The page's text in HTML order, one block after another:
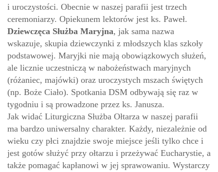
i uroczystości. Obecnie w naszej parafii jest trzech
ceremoniarzy. Opiekunem lektorów jest ks. Paweł.
Dziewczęca Służba Maryjna, jak sama nazwa
wskazuje, skupia dziewczynki z młodszych klas szkoły
podstawowej. Maryjki nie mają obowiązkowych służeń,
ale licznie uczestniczą w nabożeństwach maryjnych
(różaniec, majówki) oraz uroczystych mszach świętych
(np. Boże Ciało). Spotkania DSM odbywają się raz w
tygodniu i są prowadzone przez ks. Janusza.
Jak widać Liturgiczna Służba Ołtarza w naszej parafii
ma bardzo uniwersalny charakter. Każdy, niezależnie od
wieku czy płci znajdzie swoje miejsce jeśli tylko chce i
jest gotów służyć przy ołtarzu i przeżywać Eucharystie, a
także pomagać kapłanowi w jej sprawowaniu. Wystarczy